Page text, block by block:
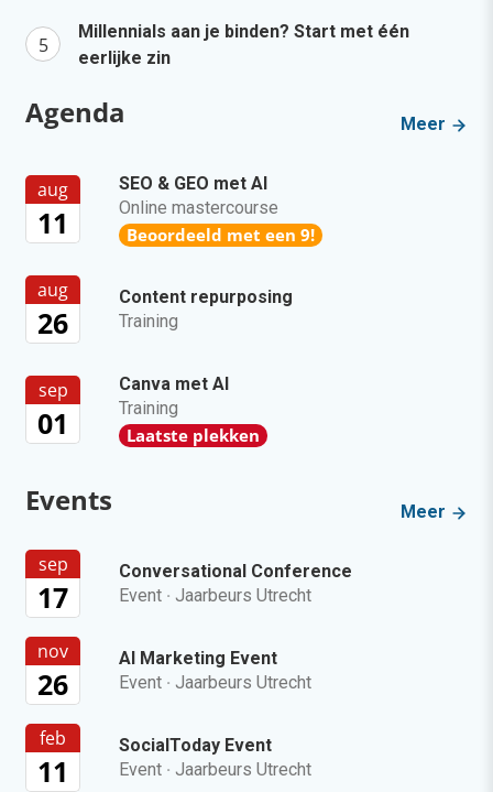
Millennials aan je binden? Start met één
eerlijke zin
Agenda Meer
aug
11
SEO & GEO met AI
Online mastercourse
Beoordeeld met een 9!
aug
26
Content repurposing
Training
sep
01
Canva met AI
Training
Laatste plekken
Events Meer
sep
17
Conversational Conference
Event · Jaarbeurs Utrecht
nov
26
AI Marketing Event
Event · Jaarbeurs Utrecht
feb
11
SocialToday Event
Event · Jaarbeurs Utrecht